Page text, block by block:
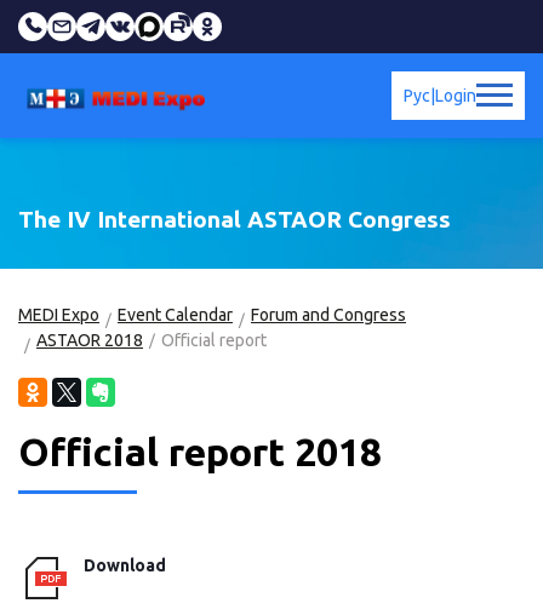
Login
Рус
The IV International ASTAOR Congress
MEDI Expo Event Calendar
Forum and Congress
ASTAOR 2018
Official report
Official report 2018
Download